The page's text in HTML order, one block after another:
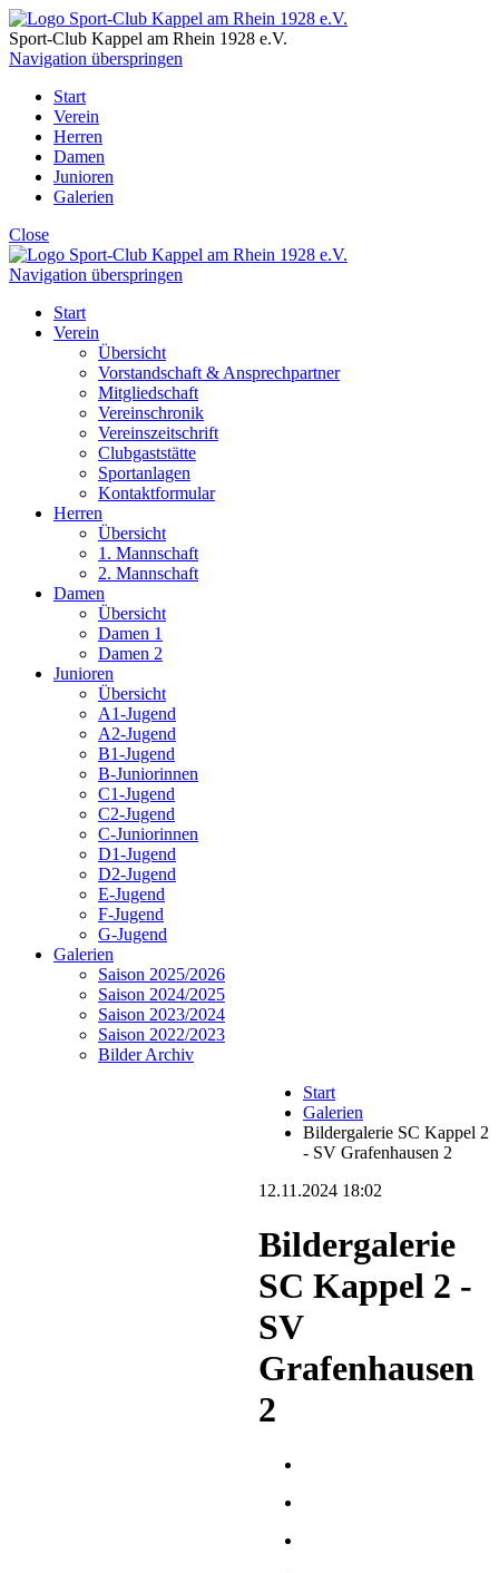
Sport-Club Kappel am Rhein 1928 e.V.
Navigation überspringen
Start
Verein
Herren
Damen
Junioren
Galerien
Close
Navigation überspringen
Start
Verein
Übersicht
Vorstandschaft & Ansprechpartner
Mitgliedschaft
Vereinschronik
Vereinszeitschrift
Clubgaststätte
Sportanlagen
Kontaktformular
Herren
Übersicht
1. Mannschaft
2. Mannschaft
Damen
Übersicht
Damen 1
Damen 2
Junioren
Übersicht
A1-Jugend
A2-Jugend
B1-Jugend
B-Juniorinnen
C1-Jugend
C2-Jugend
C-Juniorinnen
D1-Jugend
D2-Jugend
E-Jugend
F-Jugend
G-Jugend
Galerien
Saison 2025/2026
Saison 2024/2025
Saison 2023/2024
Saison 2022/2023
Bilder Archiv
Start
Galerien
Bildergalerie SC Kappel 2
- SV Grafenhausen 2
12.11.2024 18:02
Bildergalerie
SC Kappel 2 -
SV
Grafenhausen
2